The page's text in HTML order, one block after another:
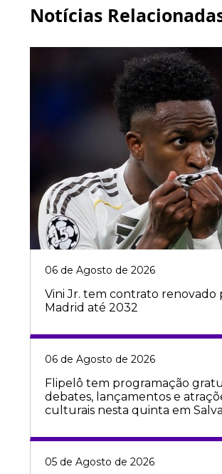
Notícias
06 de Agosto de 2026
Vini Jr. tem contrato renovado
Madrid até 2032
06 de Agosto de 2026
Flipelô tem programação
debates, lançamentos e
culturais nesta quinta em
05 de Agosto de 2026